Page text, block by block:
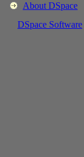
About DSpace
DSpace Software